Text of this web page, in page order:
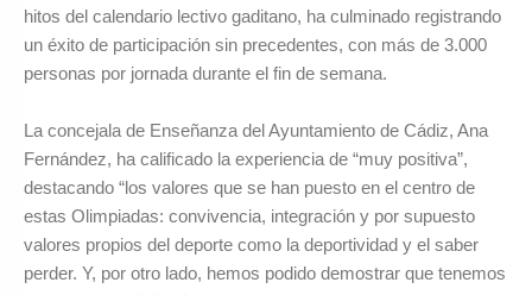
hitos del calendario lectivo gaditano, ha culminado registrando
un éxito de participación sin precedentes, con más de 3.000
personas por jornada durante el fin de semana.
La concejala de Enseñanza del Ayuntamiento de Cádiz, Ana
Fernández, ha calificado la experiencia de “muy positiva”,
destacando “los valores que se han puesto en el centro de
estas Olimpiadas: convivencia, integración y por supuesto
valores propios del deporte como la deportividad y el saber
perder. Y, por otro lado, hemos podido demostrar que tenemos